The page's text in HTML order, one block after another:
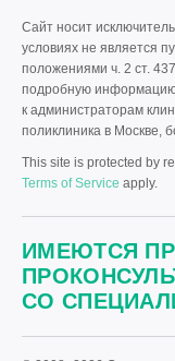
Сайт носит
условиях не является
положениями ч. 2 ст.
подробную информацию
к администраторам
поликлиника в Москве,
This site is protected by
Terms of Service apply.
ИМЕЮТСЯ
СО